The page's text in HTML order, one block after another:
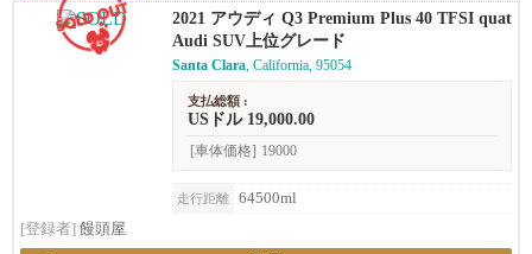
2021 アウディ Q3 Premium Plus 40 TFSI quat
tro (2.0T)
Audi SUV上位グレード
Santa Clara, California, 95054
支払総額 :
USドル 19,000.00
[車体価格] 19000
走行距離
64500ml
[登録者] 饅頭屋